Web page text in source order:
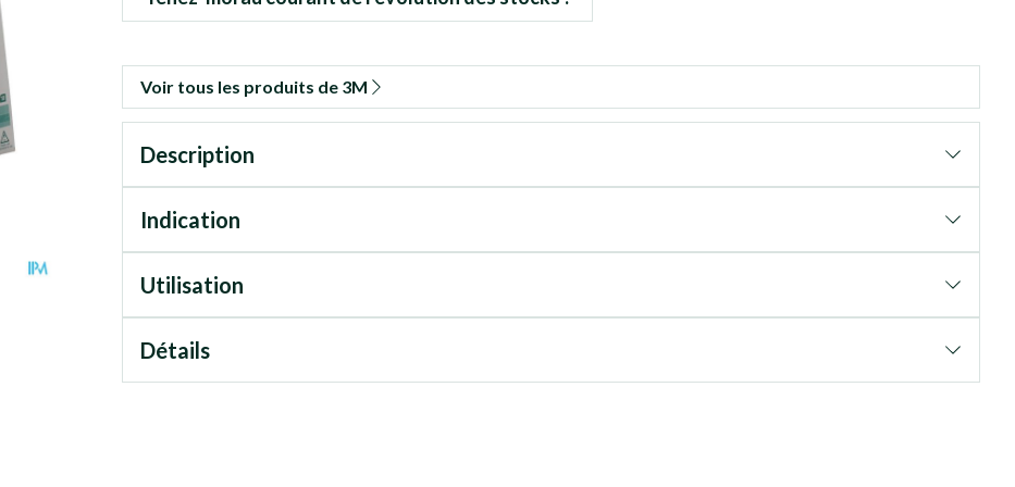
Voir tous les produits de 3M
Description
Indication
Utilisation
Détails